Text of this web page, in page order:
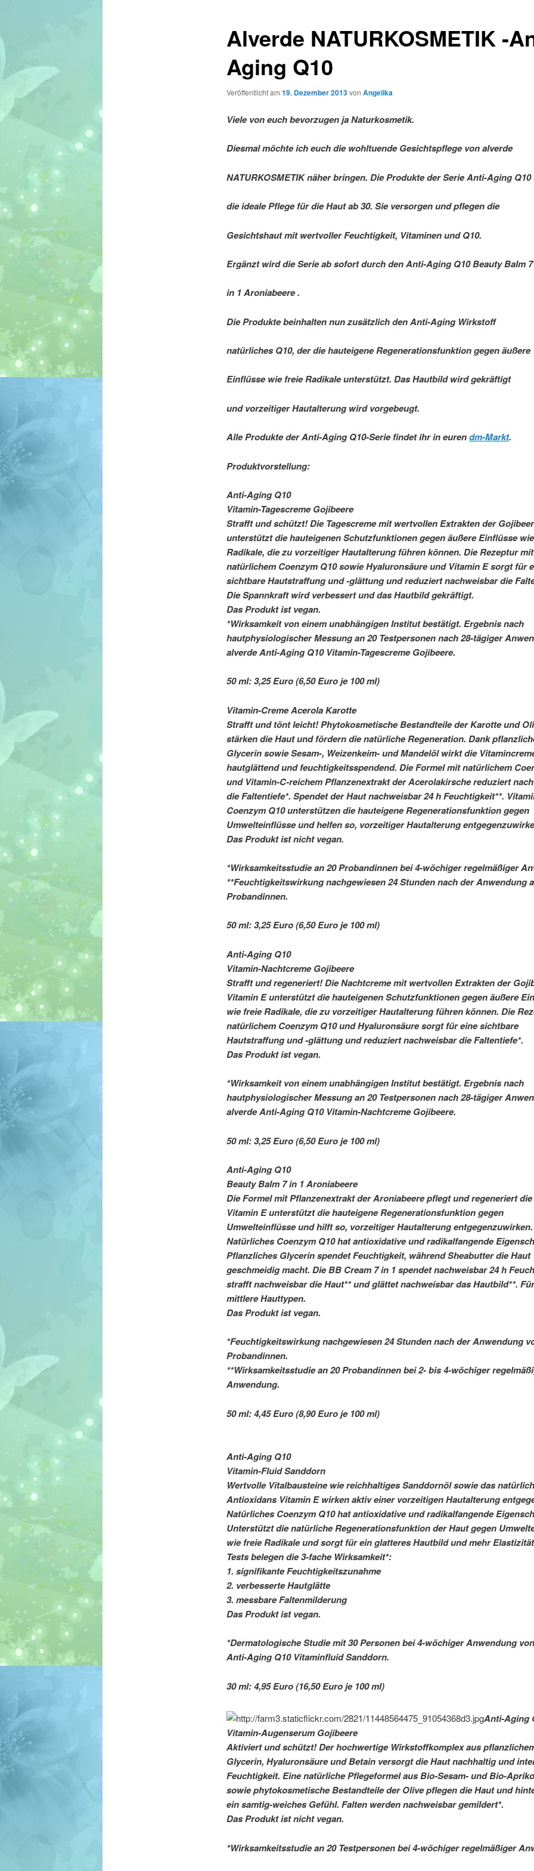
Alverde NATURKOSMETIK -
Aging Q10
Veröffentlicht am 19. Dezember 2013von Angelika
Viele von euch bevorzugen ja Naturkosmetik.
Diesmal möchte ich euch die wohltuende Gesichtspflege von alverde
NATURKOSMETIK näher bringen. Die Produkte der Serie Anti-Aging
die ideale Pflege für die Haut ab 30. Sie versorgen und pflegen die
Gesichtshaut mit wertvoller Feuchtigkeit, Vitaminen und Q10.
Ergänzt wird die Serie ab sofort durch den Anti-Aging Q10 Beauty Balm 7
in 1 Aroniabeere .
Die Produkte beinhalten nun zusätzlich den Anti-Aging Wirkstoff
natürliches Q10, der die hauteigene Regenerationsfunktion gegen äußere
Einflüsse wie freie Radikale unterstützt. Das Hautbild wird gekräftigt
und vorzeitiger Hautalterung wird vorgebeugt.
Alle Produkte der Anti-Aging Q10-Serie findet ihr in eurendm-Markt.
Produktvorstellung:
Anti-Aging Q10
Vitamin-Tagescreme Gojibeere
Strafft und schützt! Die Tagescreme mit wertvollen Extrakten der
unterstützt die hauteigenen Schutzfunktionen gegen äußere Einflüsse
Radikale, die zu vorzeitiger Hautalterung führen können. Die Rezeptur mit
natürlichem Coenzym Q10 sowie Hyaluronsäure und Vitamin E sorgt für
sichtbare Hautstraffung und -glättung und reduziert nachweisbar die
Die Spannkraft wird verbessert und das Hautbild gekräftigt.
Das Produkt ist vegan.
*Wirksamkeit von einem unabhängigen Institut bestätigt. Ergebnis nach
hautphysiologischer Messung an 20 Testpersonen nach 28-tägiger
alverde Anti-Aging Q10 Vitamin-Tagescreme Gojibeere.
50 ml: 3,25 Euro (6,50 Euro je 100 ml)
Vitamin-Creme Acerola Karotte
Strafft und tönt leicht! Phytokosmetische Bestandteile der Karotte und
stärken die Haut und fördern die natürliche Regeneration. Dank
Glycerin sowie Sesam-, Weizenkeim- und Mandelöl wirkt die
hautglättend und feuchtigkeitsspendend. Die Formel mit natürlichem
und Vitamin-C-reichem Pflanzenextrakt der Acerolakirsche reduziert
die Faltentiefe*. Spendet der Haut nachweisbar 24 h Feuchtigkeit**.
Coenzym Q10 unterstützen die hauteigene Regenerationsfunktion gegen
Umwelteinflüsse und helfen so, vorzeitiger Hautalterung
Das Produkt ist nicht vegan.
*Wirksamkeitsstudie an 20 Probandinnen bei 4-wöchiger regelmäßiger
**Feuchtigkeitswirkung nachgewiesen 24 Stunden nach der Anwendung
Probandinnen.
50 ml: 3,25 Euro (6,50 Euro je 100 ml)
Anti-Aging Q10
Vitamin-Nachtcreme Gojibeere
Strafft und regeneriert! Die Nachtcreme mit wertvollen Extrakten der
Vitamin E unterstützt die hauteigenen Schutzfunktionen gegen äußere
wie freie Radikale, die zu vorzeitiger Hautalterung führen können. Die
natürlichem Coenzym Q10 und Hyaluronsäure sorgt für eine sichtbare
Hautstraffung und -glättung und reduziert nachweisbar die Faltentiefe*.
Das Produkt ist vegan.
*Wirksamkeit von einem unabhängigen Institut bestätigt. Ergebnis nach
hautphysiologischer Messung an 20 Testpersonen nach 28-tägiger
alverde Anti-Aging Q10 Vitamin-Nachtcreme Gojibeere.
50 ml: 3,25 Euro (6,50 Euro je 100 ml)
Anti-Aging Q10
Beauty Balm 7 in 1 Aroniabeere
Die Formel mit Pflanzenextrakt der Aroniabeere pflegt und regeneriert
Vitamin E unterstützt die hauteigene Regenerationsfunktion gegen
Umwelteinflüsse und hilft so, vorzeitiger Hautalterung entgegenzuwirken.
Natürliches Coenzym Q10 hat antioxidative und radikalfangende
Pflanzliches Glycerin spendet Feuchtigkeit, während Sheabutter die Haut
geschmeidig macht. Die BB Cream 7 in 1 spendet nachweisbar 24 h
strafft nachweisbar die Haut** und glättet nachweisbar das Hautbild**.
mittlere Hauttypen.
Das Produkt ist vegan.
*Feuchtigkeitswirkung nachgewiesen 24 Stunden nach der Anwendung
Probandinnen.
**Wirksamkeitsstudie an 20 Probandinnen bei 2- bis 4-wöchiger
Anwendung.
50 ml: 4,45 Euro (8,90 Euro je 100 ml)
Anti-Aging Q10
Vitamin-Fluid Sanddorn
Wertvolle Vitalbausteine wie reichhaltiges Sanddornöl sowie das
Antioxidans Vitamin E wirken aktiv einer vorzeitigen Hautalterung
Natürliches Coenzym Q10 hat antioxidative und radikalfangende
Unterstützt die natürliche Regenerationsfunktion der Haut gegen
wie freie Radikale und sorgt für ein glatteres Hautbild und mehr
Tests belegen die 3-fache Wirksamkeit*:
1. signifikante Feuchtigkeitszunahme
2. verbesserte Hautglätte
3. messbare Faltenmilderung
Das Produkt ist vegan.
*Dermatologische Studie mit 30 Personen bei 4-wöchiger Anwendung
Anti-Aging Q10 Vitaminfluid Sanddorn.
30 ml: 4,95 Euro (16,50 Euro je 100 ml)
Anti-Aging
Vitamin-Augenserum Gojibeere
Aktiviert und schützt! Der hochwertige Wirkstoffkomplex aus
Glycerin, Hyaluronsäure und Betain versorgt die Haut nachhaltig und
Feuchtigkeit. Eine natürliche Pflegeformel aus Bio-Sesam- und Bio-
sowie phytokosmetische Bestandteile der Olive pflegen die Haut und
ein samtig-weiches Gefühl. Falten werden nachweisbar gemildert*.
Das Produkt ist nicht vegan.
*Wirksamkeitsstudie an 20 Testpersonen bei 4-wöchiger regelmäßiger